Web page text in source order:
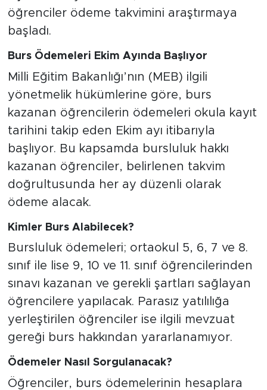
öğrenciler ödeme takvimini araştırmaya
başladı.
Burs Ödemeleri Ekim Ayında Başlıyor
Milli Eğitim Bakanlığı’nın (MEB) ilgili
yönetmelik hükümlerine göre, burs
kazanan öğrencilerin ödemeleri okula kayıt
tarihini takip eden Ekim ayı itibarıyla
başlıyor. Bu kapsamda bursluluk hakkı
kazanan öğrenciler, belirlenen takvim
doğrultusunda her ay düzenli olarak
ödeme alacak.
Kimler Burs Alabilecek?
Bursluluk ödemeleri; ortaokul 5, 6, 7 ve 8.
sınıf ile lise 9, 10 ve 11. sınıf öğrencilerinden
sınavı kazanan ve gerekli şartları sağlayan
öğrencilere yapılacak. Parasız yatılılığa
yerleştirilen öğrenciler ise ilgili mevzuat
gereği burs hakkından yararlanamıyor.
Ödemeler Nasıl Sorgulanacak?
Öğrenciler, burs ödemelerinin hesaplara